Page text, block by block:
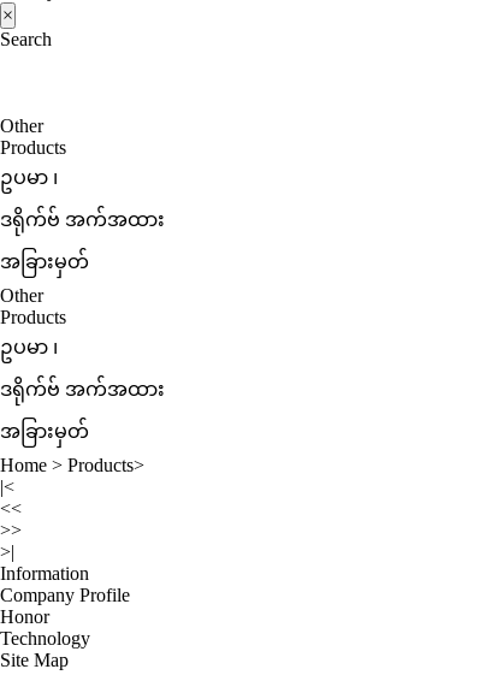
×
Search
Other
Products
ဥပမာ ၊
ဒရိုက်ဗ် အက်အထား
အခြားမှတ်
Other
Products
ဥပမာ ၊
ဒရိုက်ဗ် အက်အထား
အခြားမှတ်
Home > Products>
|<
<<
>>
>|
Information
Company Profile
Honor
Technology
Site Map